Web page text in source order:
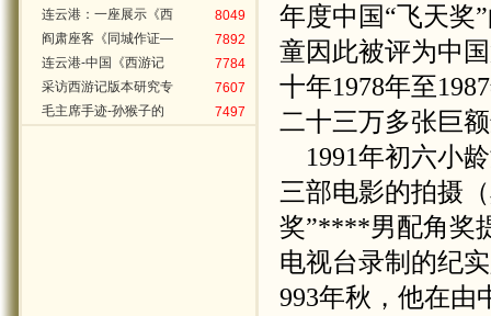
连云港：一座展示《西
8049
阎肃座客《同城作证—
7892
连云港-中国《西游记
7784
采访西游记版本研究专
7607
毛主席手迹-孙猴子的
7497
年度中国“飞天奖
童因此被评为中
十年1978年至1987
二十三万多张巨
1991年初六小
三部电影的拍摄
奖”****男配角奖
电视台录制的纪
993年秋，他在由